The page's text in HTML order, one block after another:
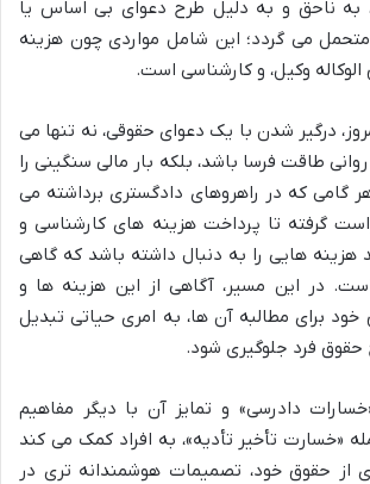
به ناحق و به دلیل طرح دعوای بی اساس یا
متحمل می گردد؛ این شامل مواردی چون هزینه
وکیل، و کارشناسی است.
درگیر شدن با یک دعوای حقوقی، نه تنها می
طاقت فرسا باشد، بلکه بار مالی سنگینی را
گامی که در راهروهای دادگستری برداشته می
گرفته تا پرداخت هزینه های کارشناسی و
هزینه هایی را به دنبال داشته باشد که گاهی
در این مسیر، آگاهی از این هزینه ها و
برای مطالبه آن ها، به امری حیاتی تبدیل
حقوق فرد جلوگیری شود.
دادرسی» و تمایز آن با دیگر مفاهیم
«خسارت تأخیر تأدیه»، به افراد کمک می کند
از حقوق خود، تصمیمات هوشمندانه تری در